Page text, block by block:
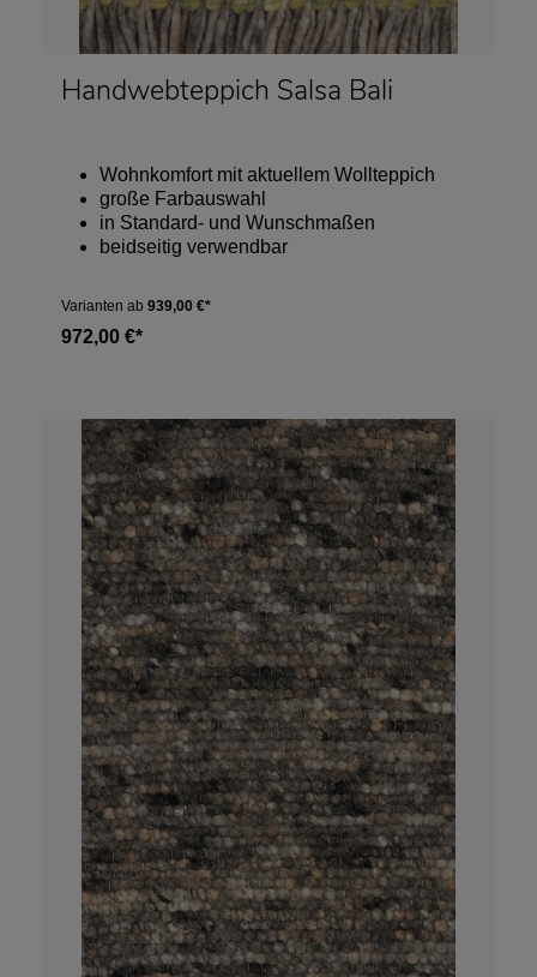
Handwebteppich Salsa Bali
Wohnkomfort mit aktuellem Wollteppich
große Farbauswahl
in Standard- und Wunschmaßen
beidseitig verwendbar
Varianten ab 939,00 €*
972,00 €*